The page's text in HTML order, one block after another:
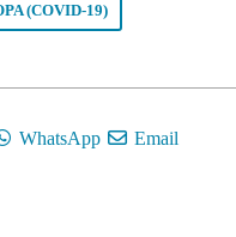
(COVID-19)
WhatsApp Email